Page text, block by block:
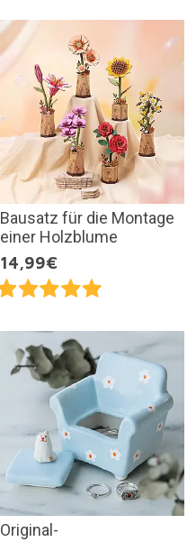
Bausatz für die Montage
einer Holzblume
14,99€
Original-